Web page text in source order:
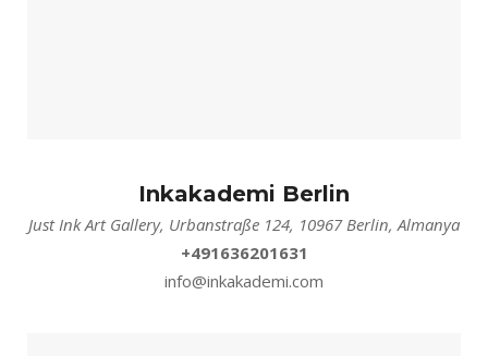
Inkakademi Berlin
Just Ink Art Gallery, Urbanstraße 124, 10967 Berlin, Almanya
+491636201631
info@inkakademi.com